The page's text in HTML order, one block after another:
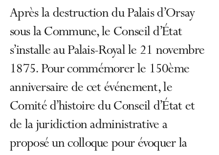
Après la destruction du Palais d’Orsay
sous la Commune, le Conseil d’État
s’installe au Palais-Royal le 21 novembre
1875. Pour commémorer le 150ème
anniversaire de cet événement, le
Comité d’histoire du Conseil d’État et
de la juridiction administrative a
proposé un colloque pour évoquer la